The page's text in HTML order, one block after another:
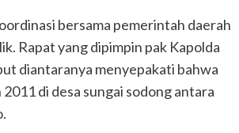
bersama pemerintah daerah
Rapat yang dipimpin pak Kapolda
diantaranya menyepakati bahwa
di desa sungai sodong antara